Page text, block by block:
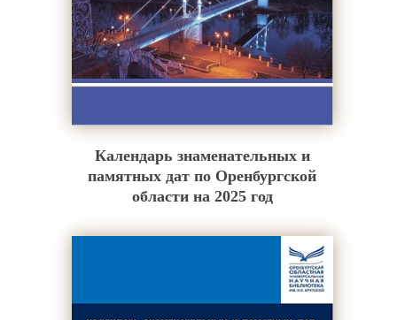
Календарь знаменательных и
памятных дат по Оренбургской
области на 2025 год